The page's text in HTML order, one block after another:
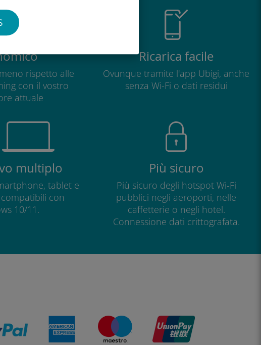
rispetto alle
con il vostro
attuale
Ricarica facile
Ovunque tramite l'app Ubigi, anche
senza Wi-Fi o dati residui
multiplo
tablet e
con
10/11.
Più sicuro
Più sicuro degli hotspot Wi-Fi
pubblici negli aeroporti, nelle
caffetterie o negli hotel.
Connessione dati crittografata.